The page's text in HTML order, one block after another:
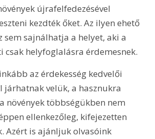
újrafelfedezésével
kezdték őket. Az ilyen ehető
sem sajnálhatja a helyet, aki a
csak helyfoglalásra érdemesnek.
az érdekesség kedvelői
járhatnak velük, a hasznukra
növények többségükben nem
ellenkezőleg, kifejezetten
Azért is ajánljuk olvasóink